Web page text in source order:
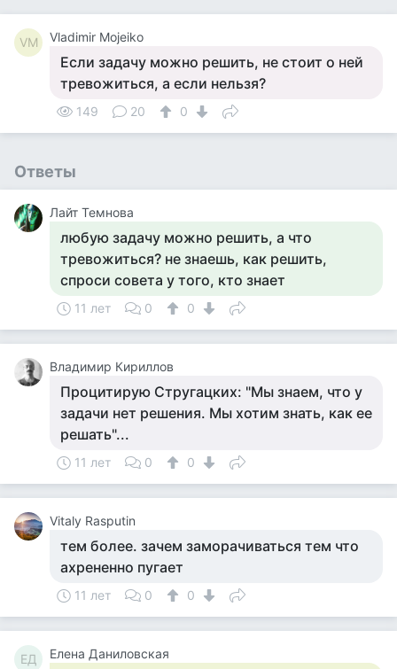
VM Vladimir Mojeiko
Если задачу можно решить, не стоит о ней
тревожиться, а если нельзя?
149 20 0
Ответы
Лайт Темнова
любую задачу можно решить, а что
тревожиться? не знаешь, как решить,
спроси совета у того, кто знает
11 лет 0 0
Владимир Кириллов
Процитирую Стругацких: "Мы знаем, что у
задачи нет решения. Мы хотим знать, как ее
решать"...
11 лет 0 0
Vitaly Rasputin
тем более. зачем заморачиваться тем что
ахрененно пугает
11 лет 0 0
ЕД Елена Даниловская